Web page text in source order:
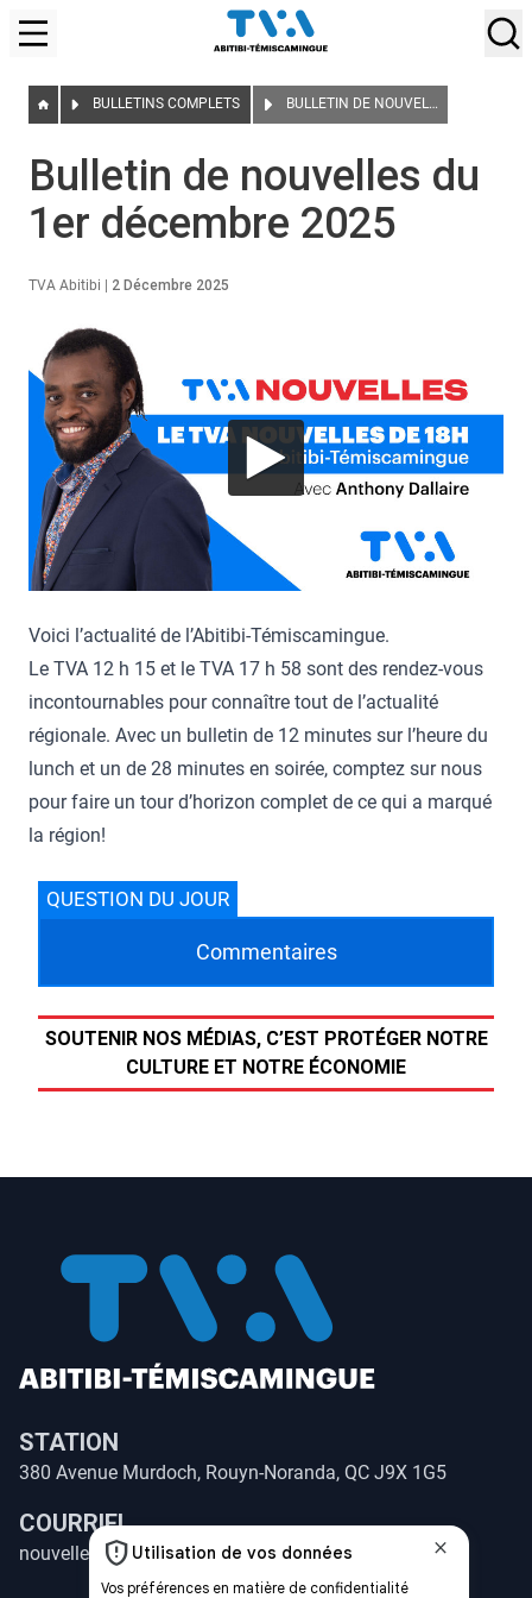
BULLETINS COMPLETS BULLETIN DE NOUVELLES DU 1ER DÉCEMBRE 2025
Bulletin de nouvelles du
1er décembre 2025
TVA Abitibi 2 Décembre 2025
Voici l’actualité de l’Abitibi-Témiscamingue.
Le TVA 12 h 15 et le TVA 17 h 58 sont des rendez-vous
incontournables pour connaître tout de l’actualité
régionale. Avec un bulletin de 12 minutes sur l’heure du
lunch et un de 28 minutes en soirée, comptez sur nous
pour faire un tour d’horizon complet de ce qui a marqué
la région!
QUESTION DU JOUR
Commentaires
SOUTENIR NOS MÉDIAS, C’EST PROTÉGER NOTRE
CULTURE ET NOTRE ÉCONOMIE
STATION
380 Avenue Murdoch, Rouyn-Noranda, QC J9X 1G5
COURRIEL
nouvelles@tvaabitibi.ca